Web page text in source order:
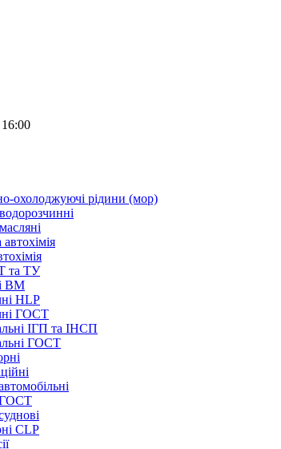
охолоджуючі рідини (мор)
та ТУ
ВМ
HLP
ГОСТ
ІГП та ІНСП
ГОСТ
ГОСТ
CLP